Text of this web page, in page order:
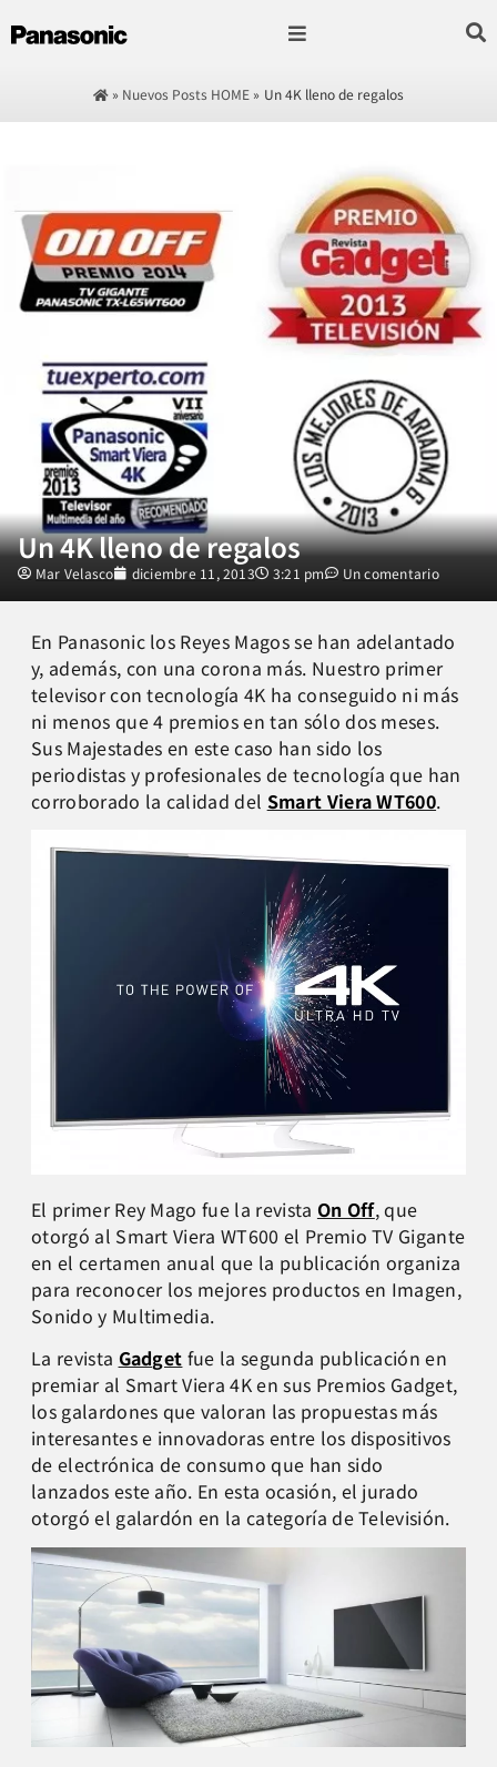
» Nuevos Posts HOME » Un 4K lleno de regalos
Un 4K lleno de regalos
Mar Velasco diciembre 11, 2013 3:21 pm Un comentario
En Panasonic los Reyes Magos se han adelantado
y, además, con una corona más. Nuestro primer
televisor con tecnología 4K ha conseguido ni más
ni menos que 4 premios en tan sólo dos meses.
Sus Majestades en este caso han sido los
periodistas y profesionales de tecnología que han
corroborado la calidad del Smart Viera WT600.
El primer Rey Mago fue la revista On Off, que
otorgó al Smart Viera WT600 el Premio TV Gigante
en el certamen anual que la publicación organiza
para reconocer los mejores productos en Imagen,
Sonido y Multimedia.
La revista Gadget fue la segunda publicación en
premiar al Smart Viera 4K en sus Premios Gadget,
los galardones que valoran las propuestas más
interesantes e innovadoras entre los dispositivos
de electrónica de consumo que han sido
lanzados este año. En esta ocasión, el jurado
otorgó el galardón en la categoría de Televisión.